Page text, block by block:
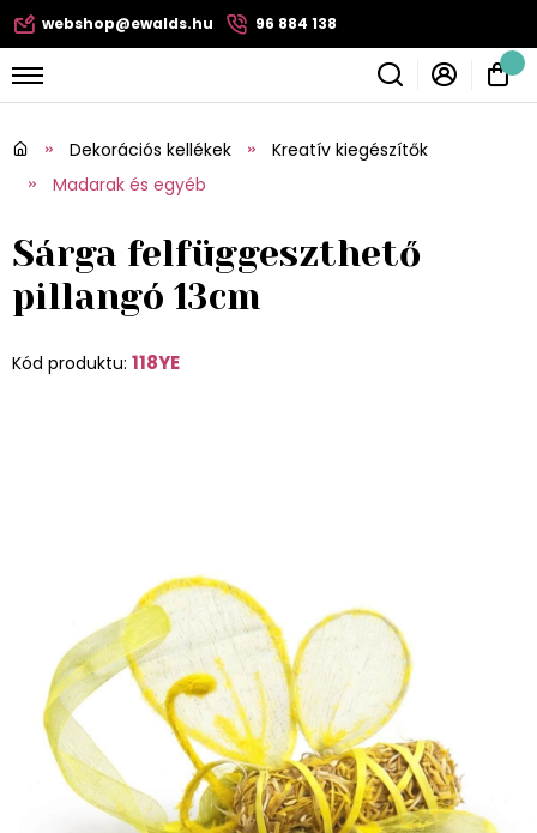
webshop@ewalds.hu 96 884 138
Dekorációs kellékek
Kreatív kiegészítők
Madarak és egyéb
Sárga felfüggeszthető
pillangó 13cm
Kód produktu: 118YE